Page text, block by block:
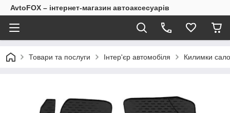
AvtoFOX – інтернет-магазин автоаксесуарів
Товари та послуги Інтер'єр автомобіля Килимки